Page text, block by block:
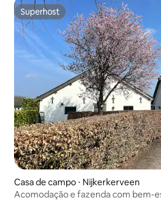
Superhost
Superhost
Casa de campo ⋅ Nijkerkerveen
Acomodação e fazenda com bem-